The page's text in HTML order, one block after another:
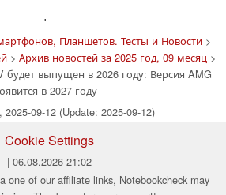
'
Планшетов. Тесты и Новости>
> Архив новостей за 2025 год, 09 месяц >
будет выпущен в 2026 году: Версия AMG
в 2027 году
2025-09-12 (Update: 2025-09-12)
Cookie Settings
| 06.08.2026 21:02
one of our affiliate links, Notebookcheck may